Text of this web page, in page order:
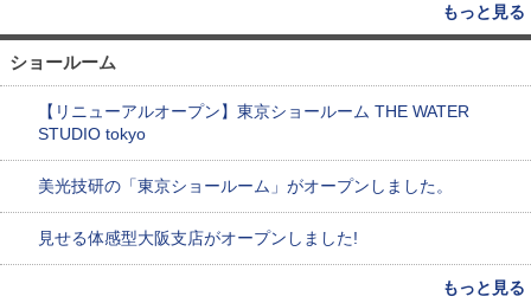
もっと見る
ショールーム
【リニューアルオープン】東京ショールーム THE WATER
STUDIO tokyo
美光技研の「東京ショールーム」がオープンしました。
見せる体感型大阪支店がオープンしました!
もっと見る